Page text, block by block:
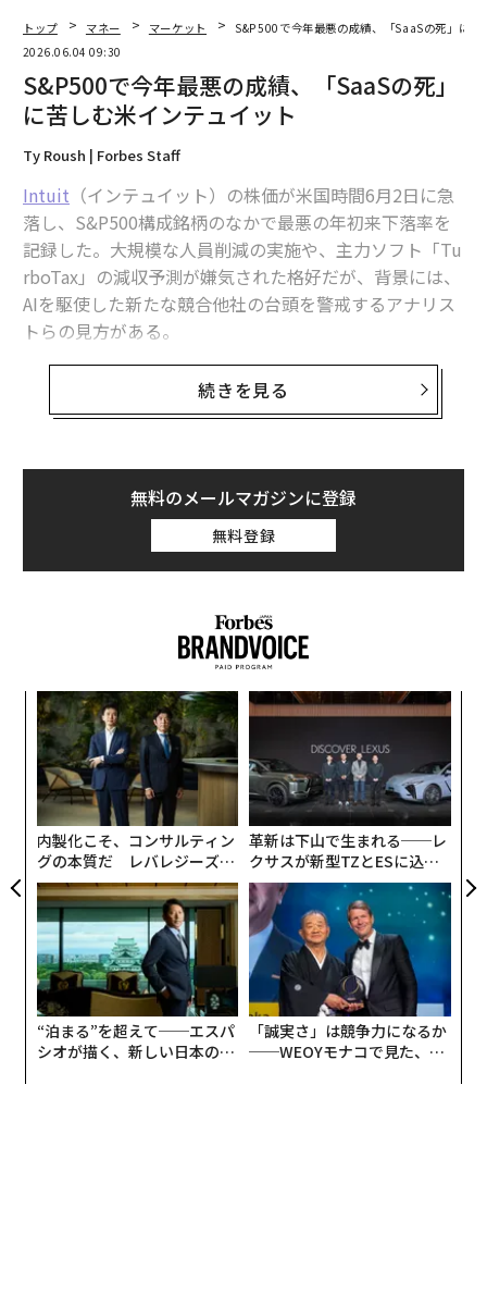
メンバーシップに登録する
関連記事
S&P500で今年最悪の成績、「SaaSの死」に苦しむ米インテュイット
孫正義が「アジア1位」の富豪に、資産15.5兆円 AIブームでソフトバンク
株急騰
かつて世界第3位の規模を誇った暗号資産、カルダノのADAが6年ぶりの安
フレジ撤去で劇的改善
ビリオネア/億万長者 孫正義
ソフトバンク
ソフトバンクグループ
OpenAI ランキング 日本
advertisement
トップ マネー マーケット
S&P500で今年最悪の成績、「SaaSの死」に苦
2026.06.04 09:30
S&P500で今年最悪の成績、「SaaSの死」
に苦しむ米インテュイット
Ty Roush | Forbes Staff
Intuit （インテュイット）の株価が米国時間6月2日に急
落し、S&P500構成銘柄のなかで最悪の年初来下落率を
記録した。大規模な人員削減の実施や、主力ソフト「Tu
rboTax」の減収予測が嫌気された格好だが、背景には、
AIを駆使した新たな競合他社の台頭を警戒するアナリス
トらの見方がある。
インテュイットの株価は2日に8.9％下落し、年初来の下
落率は51％に達した。これはS&P500構成銘柄のなかで
プ（50％下落）や医療機器メーカーのインスレット（4
9％下落）の下落率を上回っている。
今回の株価急落は、2日にゴールドマン・サックスが同
社の目標株価を引き下げたことが引き金となった。新た
幅に引き下げられている。
続きを見る
無料のメールマガジンに登録
無料登録
内製化こそ、コンサルティン
グの本質だ レバレジーズが
実践する、次世代ファームの
全貌
革新は下山で生まれる──レ
クサスが新型TZとESに込め
た「DISCOVER」の哲学
“泊まる”を超えて──エスパ
シオが描く、新しい日本のラ
「誠実さ」は競争力になるか
──WEOYモナコで見た、く